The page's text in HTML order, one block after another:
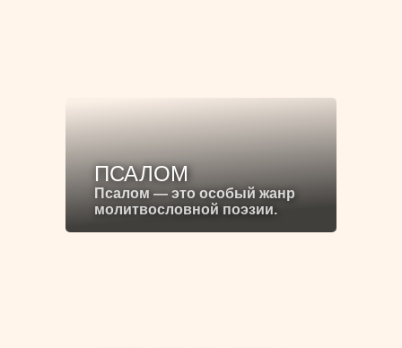
ПСАЛОМ
Псалом — это особый жанр
молитвословной поэзии.